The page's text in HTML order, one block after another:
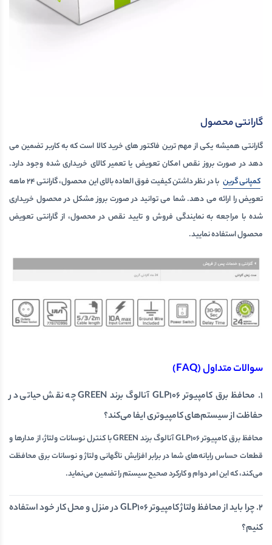
گارانتی محصول
گارانتی همیشه یکی از مهم ترین فاکتور های خرید کالا است که به کاربر تضمین می
دهد در صورت بروز نقص امکان تعویض یا تعمیر کالای خریداری شده وجود دارد.
کمپانی گرین
با در نظر داشتن کیفیت فوق العاده بالای این محصول، گارانتی 24 ماهه
تعویض را ارائه می دهد. شما می توانید در صورت بروز مشکل در محصول خریداری
شده با مراجعه به نمایندگی فروش و تایید نقص در محصول، از گارانتی تعویض
محصول استفاده نمایید.
سوالات متداول (FAQ)
1. محافظ برق کامپیوتر GLP106 آنالوگ برند GREEN چه نقش حیاتی در
حفاظت از سیستم‌های کامپیوتری ایفا می‌کند؟
محافظ برق کامپیوتر GLP106 آنالوگ برند GREEN با کنترل نوسانات ولتاژ، از مدارها و
قطعات حساس رایانه‌های شما در برابر افزایش ناگهانی ولتاژ و نوسانات برق محافظت
می‌کند، که این امر دوام و کارکرد صحیح سیستم را تضمین می‌نماید.
2. چرا باید از محافظ ولتاژ کامپیوتر GLP106 در منزل و محل کار خود استفاده
کنیم؟